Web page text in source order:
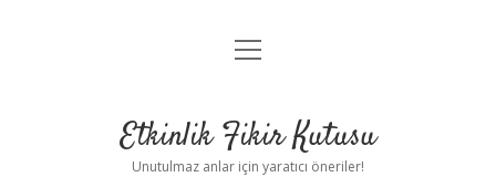
Anasayfa
Yasal Uyarı
menüyü
Etkinlik Fikir Kutusu
Unutulmaz anlar için yaratıcı öneriler!